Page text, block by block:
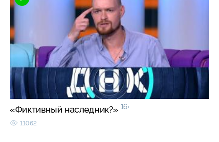
«Фиктивный наследник?» 16+
11062